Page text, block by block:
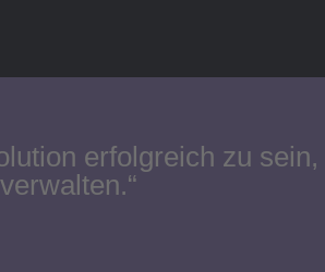
erfolgreich zu